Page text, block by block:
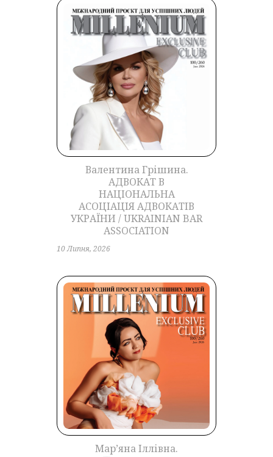
Валентина Грішина.
АДВОКАТ В
НАЦІОНАЛЬНА
АСОЦІАЦІЯ АДВОКАТІВ
УКРАЇНИ / UKRAINIAN BAR
ASSOCIATION
10 Липня, 2026
Марʼяна Іллівна.